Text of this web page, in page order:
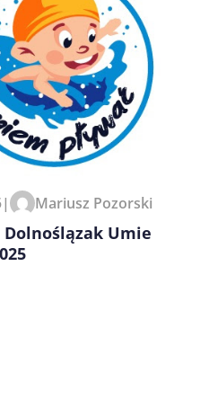
| Mariusz Pozorski
Dolnoślązak Umie